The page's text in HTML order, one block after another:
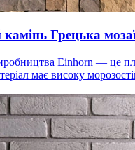
Грецька
Einhorn — це
має високу